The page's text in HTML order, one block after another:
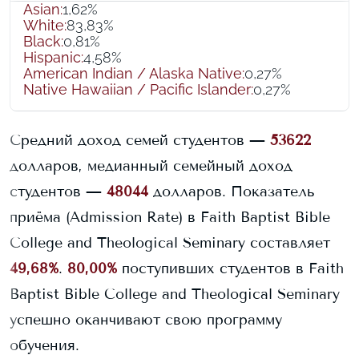
Asian:1,62%
White:83,83%
Black:0,81%
Hispanic:4,58%
American Indian / Alaska Native:0,27%
Native Hawaiian / Pacific Islander:0,27%
Средний доход семей студентов — 53622
долларов, медианный семейный доход
студентов — 48044 долларов. Показатель
приёма (Admission Rate) в Faith Baptist Bible
College and Theological Seminary составляет
49,68%. 80,00% поступивших студентов в Faith
Baptist Bible College and Theological Seminary
успешно оканчивают свою программу
обучения.